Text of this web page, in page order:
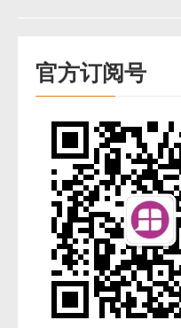
官方订阅号